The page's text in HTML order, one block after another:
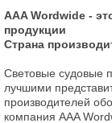
AAA Wordwide -
продукции
Страна
Световые судовые
лучшими
производителей
компания AAA